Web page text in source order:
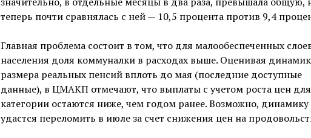
теперь почти сравнялась с ней — 10,5 процента против 9,4
Главная проблема состоит в том, что для малообеспеченных
населения доля коммуналки в расходах выше. Оценивая
размера реальных пенсий вплоть до мая (последние доступные
данные), в ЦМАКП отмечают, что выплаты с учетом роста цен
категории остаются ниже, чем годом ранее. Возможно, динамику
удастся переломить в июле за счет снижения цен на